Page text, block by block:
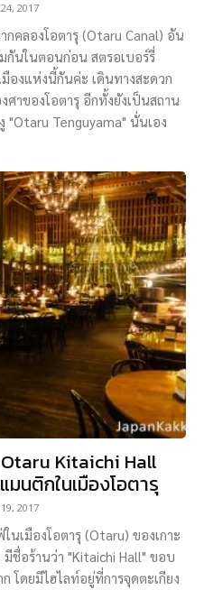
2017
กคลองโอตารุ (Otaru Canal) อัน
กันในตอนก่อน สตรอเบอร์รี่
องแห่งนี้กันค่ะ เดินทางสะดวก
าของโอตารุ อีกทั้งยังเป็นสถาน
"Otaru Tenguyama" นั่นเอง
Otaru Kitaichi Hall
มนติกในเมืองโอตารุ
2017
นเมืองโอตารุ (Otaru) ของเกาะ
ชื่อร้านว่า "Kitaichi Hall" ขอบ
โดยมีไฮไลท์อยู่ที่การจุดตะเกียง